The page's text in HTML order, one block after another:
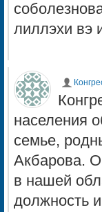
лиллэхи вэ
населения
семье,
Акбарова.
в нашей
должность